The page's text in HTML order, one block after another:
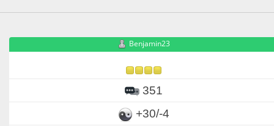
Benjamin23
351
+30/-4